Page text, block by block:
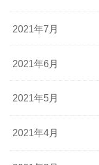
2021年7月
2021年6月
2021年5月
2021年4月